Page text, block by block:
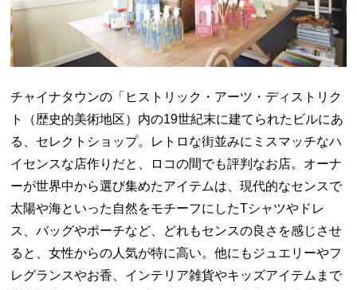
チャイナタウンの「ヒストリック・アーツ・ディストリク
ト（歴史的美術地区）内の19世紀末に建てられたビルにあ
る、セレクトショップ。レトロな街並みにミスマッチなハ
イセンスな店作りだと、ロコの間でも評判なお店。オーナ
ーが世界中から選び集めたアイテムは、現代的なセンスで
太陽や海といった自然をモチーフにしたTシャツやドレ
ス、バッグやポーチなど、どれもセンスの良さを感じさせ
ると、女性からの人気が特に高い。他にもジュエリーやフ
レグランスやお香、インテリア雑貨やキッズアイテムまで